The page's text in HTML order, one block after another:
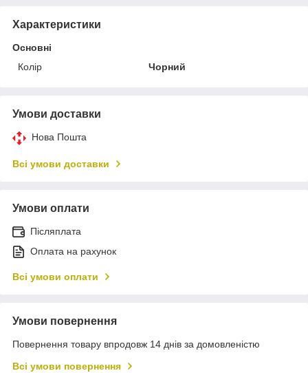
Характеристики
Основні
Колір
Чорний
Умови доставки
Нова Пошта
Всі умови доставки
Умови оплати
Післяплата
Оплата на рахунок
Всі умови оплати
Умови повернення
Повернення товару впродовж 14 днів за домовленістю
Всі умови повернення